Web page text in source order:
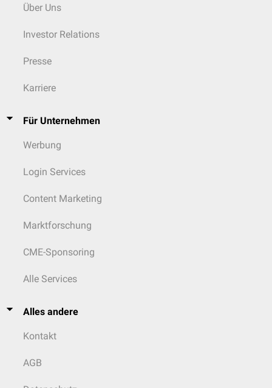
Über Uns
Investor Relations
Presse
Karriere
Für Unternehmen
Werbung
Login Services
Content Marketing
Marktforschung
CME-Sponsoring
Alle Services
Alles andere
Kontakt
AGB